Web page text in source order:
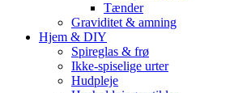
Tænder
Graviditet & amning
Hjem & DIY
Spireglas & frø
Ikke-spiselige urter
Hudpleje